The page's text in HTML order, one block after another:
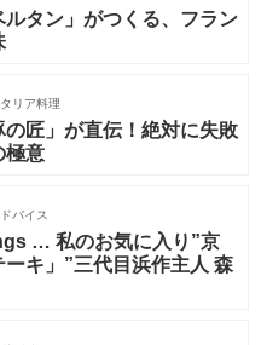
タン」がつくる、フラン
リア料理
の匠」が直伝！絶対に失敗
極意
バイス
… 私のお気に入り”京
キ」”三代目浜作主人 森